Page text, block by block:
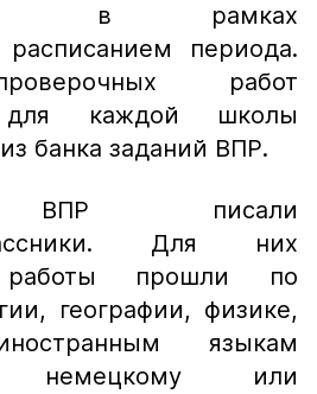
в рамках
расписанием периода.
работ
для каждой школы
банка заданий ВПР.
ВПР писали
Для них
работы прошли по
географии, физике,
языкам
немецкому или